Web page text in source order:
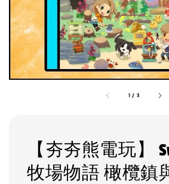
1 / 3
【夯夯熊電玩】
牧場物語 橄欖鎮